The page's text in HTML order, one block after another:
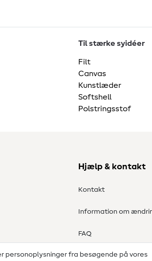
Til stærke syidéer
Filt
Canvas
Kunstlæder
Softshell
Polstringsstof
Hjælp & kontakt
Kontakt
Information om
FAQ
Fortrydelsesret
personoplysninger fra besøgende på vores